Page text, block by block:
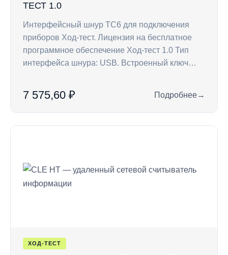
ТЕСТ 1.0
Интерфейсный шнур ТС6 для подключения
приборов Ход-тест. Лицензия на бесплатное
программное обеспечение Ход-тест 1.0 Тип
интерфейса шнура: USB. Встроенный ключ…
7 575,60 ₽ Подробнее
: Интерфейсный
→
ХОД-ТЕСТ